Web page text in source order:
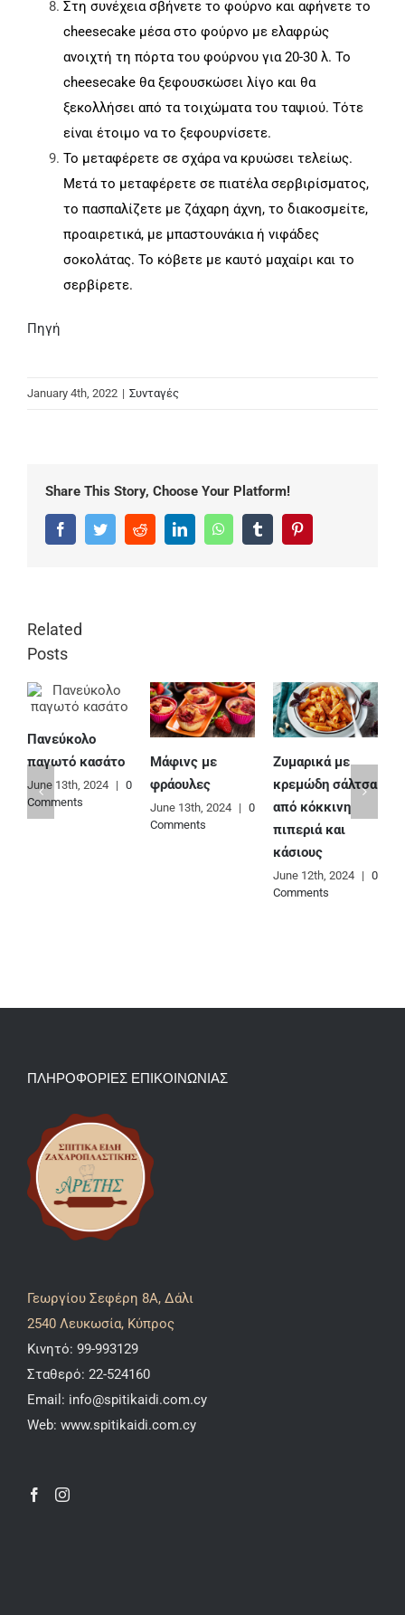
Στη συνέχεια σβήνετε το φούρνο και αφήνετε το
cheesecake μέσα στο φούρνο με ελαφρώς
ανοιχτή τη πόρτα του φούρνου για 20-30 λ. Το
cheesecake θα ξεφουσκώσει λίγο και θα
ξεκολλήσει από τα τοιχώματα του ταψιού. Τότε
είναι έτοιμο να το ξεφουρνίσετε.
Το μεταφέρετε σε σχάρα να κρυώσει τελείως.
Μετά το μεταφέρετε σε πιατέλα σερβιρίσματος,
το πασπαλίζετε με ζάχαρη άχνη, το διακοσμείτε,
προαιρετικά, με μπαστουνάκια ή νιφάδες
σοκολάτας. Το κόβετε με καυτό μαχαίρι και το
σερβίρετε.
Πηγή
January 4th, 2022 | Συνταγές
Share This Story, Choose Your Platform!
FacebookTwitterRedditLinkedInWhatsAppTumblr
Related
Posts
Πανεύκολο
παγωτό κασάτο
June 13th, 2024 | 0
Comments
Μάφινς με
φράουλες
June 13th, 2024 | 0
Comments
Ζυμαρικά με
κρεμώδη σάλτσα
από κόκκινη
πιπεριά και
κάσιους
June 12th, 2024 | 0
Comments
ΠΛΗΡΟΦΟΡΙΕΣ ΕΠΙΚΟΙΝΩΝΙΑΣ
Γεωργίου Σεφέρη 8A, Δάλι
2540 Λευκωσία, Κύπρος
Κινητό: 99-993129
Σταθερό: 22-524160
Email: info@spitikaidi.com.cy
Web: www.spitikaidi.com.cy